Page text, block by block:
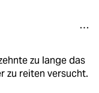
zu lange das
zu reiten versucht.